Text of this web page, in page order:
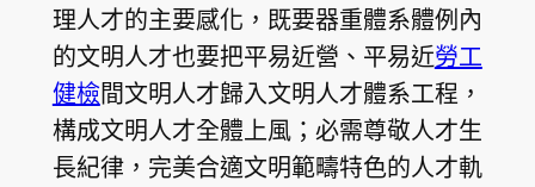
理人才的主要感化，既要器重體系體例內
的文明人才也要把平易近營、平易近勞工
健檢間文明人才歸入文明人才體系工程，
構成文明人才全體上風；必需尊敬人才生
長紀律，完美合適文明範疇特色的人才軌